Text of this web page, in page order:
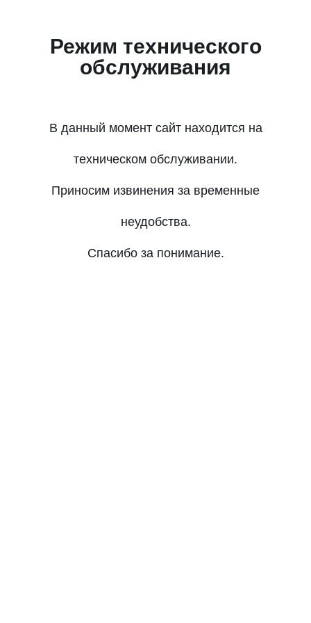
Режим технического
обслуживания
В данный момент сайт находится на
техническом обслуживании.
Приносим извинения за временные
неудобства.
Спасибо за понимание.